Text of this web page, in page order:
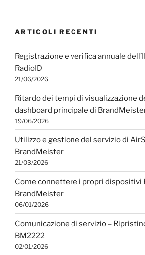
ARTICOLI RECENTI
Registrazione e verifica annuale
RadioID
21/06/2026
Ritardo dei tempi di visualizzazione
dashboard principale di
19/06/2026
Utilizzo e gestione del servizio di
BrandMeister
21/03/2026
Come connettere i propri dispositivi
BrandMeister
06/01/2026
Comunicazione di servizio –
BM2222
02/01/2026